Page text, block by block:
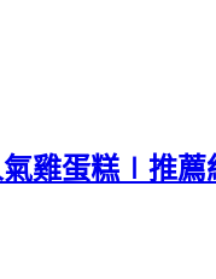
氣雞蛋糕∣推薦